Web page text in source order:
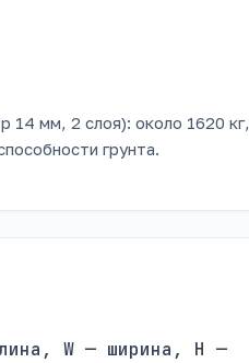
14 мм, 2 слоя): около 1620 кг,
грунта.
W — ширина, H —